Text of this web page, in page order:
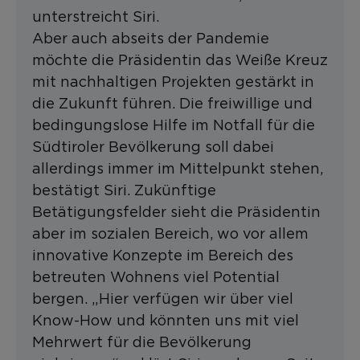
unterstreicht Siri.
Aber auch abseits der Pandemie
möchte die Präsidentin das Weiße Kreuz
mit nachhaltigen Projekten gestärkt in
die Zukunft führen. Die freiwillige und
bedingungslose Hilfe im Notfall für die
Südtiroler Bevölkerung soll dabei
allerdings immer im Mittelpunkt stehen,
bestätigt Siri. Zukünftige
Betätigungsfelder sieht die Präsidentin
aber im sozialen Bereich, wo vor allem
innovative Konzepte im Bereich des
betreuten Wohnens viel Potential
bergen. „Hier verfügen wir über viel
Know-How und könnten uns mit viel
Mehrwert für die Bevölkerung